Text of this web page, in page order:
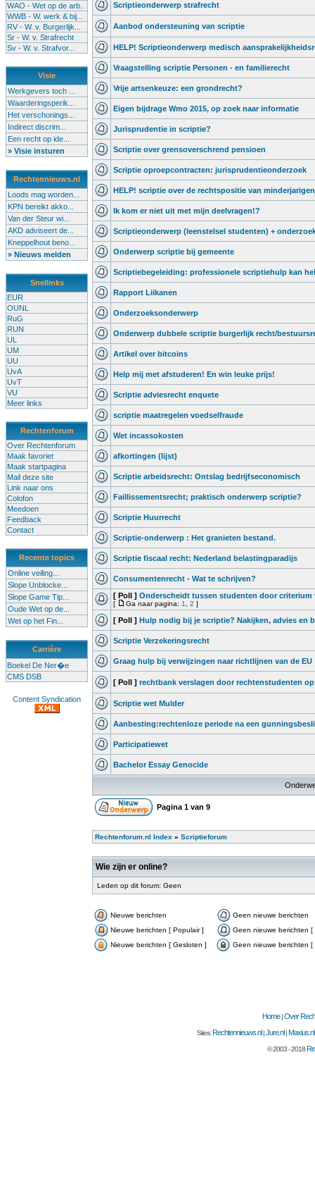
WAO - Wet op de arb..
WWB - W. werk & bij...
RV - W. v. Burgerlijk...
Sr - W. v. Strafrecht
Sv - W. v. Strafvor...
Visie
Werkgevers toch ...
Waarderingsperik...
Het verschonings...
Indirect discrim...
Een recht op ide...
» Visie insturen
Rechtennieuws.nl
Loods mag worden...
KPN bereikt akko...
Van der Steur wi...
AKD adviseert de...
Kneppelhout beno...
» Nieuws melden
Snellinks
EUR
OUNL
RuG
RUN
UL
UM
UU
UvA
UvT
VU
Meer links
Rechtenforum
Over Rechtenforum
Maak favoriet
Maak startpagina
Mail deze site
Link naar ons
Colofon
Meedoen
Feedback
Contact
Recente topics
Online veiling...
Slope Unblocke...
Slope Game Tip...
Oude Wet op de...
Wet op het Fin...
Carrière
Boekel De Ner�e
CMS DSB
Content Syndication
Scriptieonderwerp strafrecht
Aanbod ondersteuning van scriptie
HELP! Scriptieonderwerp medisch
Vraagstelling scriptie Personen - en familierecht
Vrije artsenkeuze: een grondrecht?
Eigen bijdrage Wmo 2015, op zoek naar informatie
Jurisprudentie in scriptie?
Scriptie over grensoverschrend pensioen
Scriptie oproepcontracten: jurisprudentieonderzoek
HELP! scriptie over de rechtspositie van minderjarigen
Ik kom er niet uit met mijn deelvragen!?
Scriptieonderwerp (leenstelsel studenten) +
Onderwerp scriptie bij gemeente
Scriptiebegeleiding: professionele scriptiehulp kan
Rapport Liikanen
Onderzoeksonderwerp
Onderwerp dubbele scriptie burgerlijk recht/
Artikel over bitcoins
Help mij met afstuderen! En win leuke prijs!
Scriptie adviesrecht enquete
scriptie maatregelen voedselfraude
Wet incassokosten
afkortingen (lijst)
Scriptie arbeidsrecht: Ontslag bedrijfseconomisch
Faillissementsrecht; praktisch onderwerp scriptie?
Scriptie Huurrecht
Scriptie-onderwerp : Het granieten bestand.
Scriptie fiscaal recht: Nederland belastingparadijs
Consumentenrecht - Wat te schrijven?
[ Poll ] Onderscheidt tussen studenten door criterium
[ Ga naar pagina: 1 2 ]
[ Poll ] Hulp nodig bij je scriptie? Nakijken, advies en
Scriptie Verzekeringsrecht
Graag hulp bij verwijzingen naar richtlijnen van de EU
[ Poll ] rechtbank verslagen door rechtenstudenten
Scriptie wet Mulder
Aanbesting:rechtenloze periode na een
Participatiewet
Bachelor Essay Genocide
Pagina 1 van 9
Rechtenforum.nl Index » Scriptieforum
Wie zijn er online?
Leden op dit forum: Geen
Nieuwe berichten
Geen nieuwe berichten
Nieuwe berichten [ Populair ]
Geen nieuwe berichten [
Nieuwe berichten [ Gesloten ]
Geen nieuwe berichten [
Home|Over
Sites:Rechtennieuws.nl |Jure.nl |Maxius.nl
© 2003 - 2018